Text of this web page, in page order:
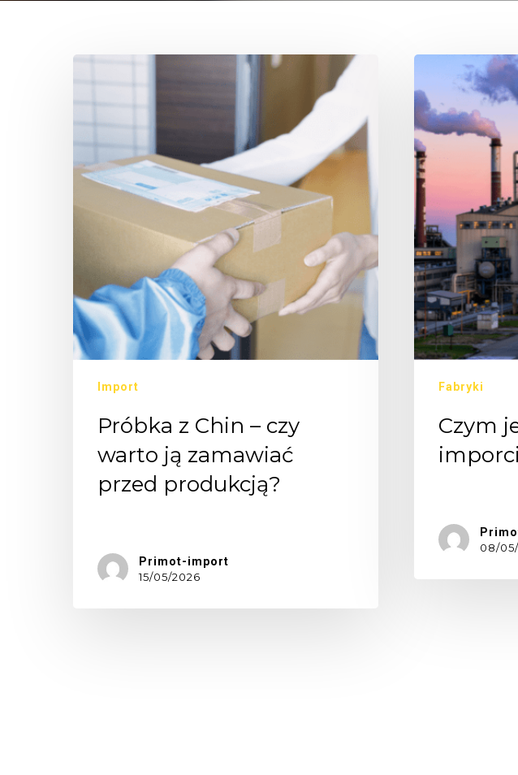
Import
Próbka z Chin – czy
warto ją zamawiać
przed produkcją?
Primot-import
15/05/2026
Fabryki
Czym
08/